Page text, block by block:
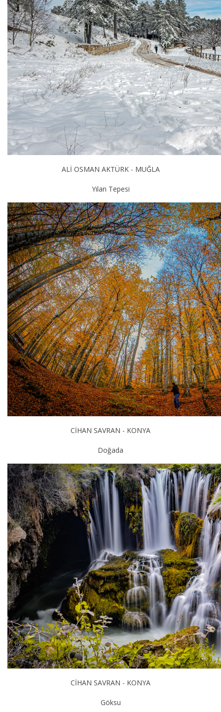
ALİ OSMAN AKTÜRK - MUĞLA
Yılan Tepesi
CİHAN SAVRAN - KONYA
Doğada
CİHAN SAVRAN - KONYA
Göksu